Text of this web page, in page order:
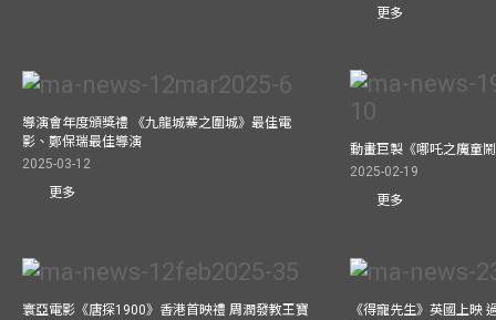
更多
導演會年度頒獎禮 《九龍城寨之圍城》最佳電
影、鄭保瑞最佳導演
2025-03-12
更多
動畫巨製《哪吒之魔童
2025-02-19
更多
寰亞電影《唐探1900》香港首映禮 周潤發教王寶
《得寵先生》英國上映